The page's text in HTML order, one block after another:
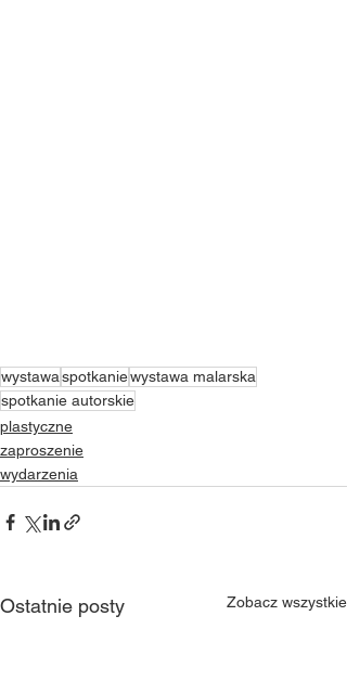
wystawaspotkaniewystawa malarska
spotkanie autorskie
plastyczne
zaproszenie
wydarzenia
Ostatnie posty Zobacz wszystkie